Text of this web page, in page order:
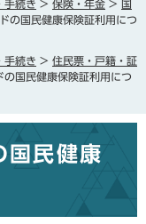
手続き > 保険・年金 > 国
の国民健康保険証利用につ
手続き > 住民票・戸籍・証
の国民健康保険証利用につ
国民健康